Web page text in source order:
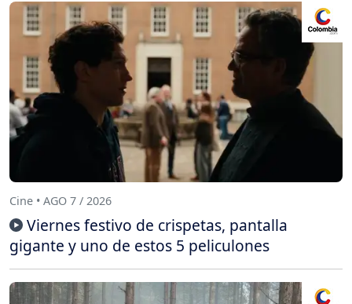
Cine • AGO 7 / 2026
Viernes festivo de crispetas, pantalla
gigante y uno de estos 5 peliculones